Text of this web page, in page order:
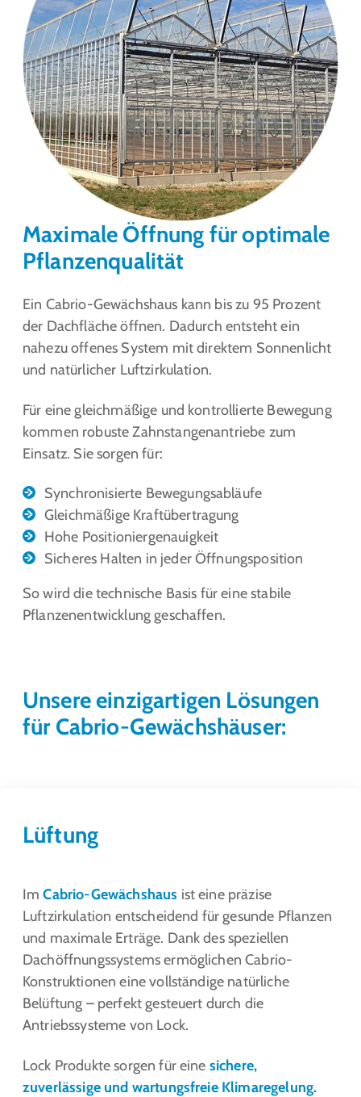
Maximale Öffnung für optimale
Pflanzenqualität
Ein Cabrio-Gewächshaus kann bis zu 95 Prozent
der Dachfläche öffnen. Dadurch entsteht ein
nahezu offenes System mit direktem Sonnenlicht
und natürlicher Luftzirkulation.
Für eine gleichmäßige und kontrollierte Bewegung
kommen robuste Zahnstangenantriebe zum
Einsatz. Sie sorgen für:
Synchronisierte Bewegungsabläufe
Gleichmäßige Kraftübertragung
Hohe Positioniergenauigkeit
Sicheres Halten in jeder Öffnungsposition
So wird die technische Basis für eine stabile
Pflanzenentwicklung geschaffen.
Unsere einzigartigen Lösungen
für Cabrio-Gewächshäuser:
Lüftung
ImCabrio-Gewächshaus ist eine präzise
Luftzirkulation entscheidend für gesunde Pflanzen
und maximale Erträge. Dank des speziellen
Dachöffnungssystems ermöglichen Cabrio-
Konstruktionen eine vollständige natürliche
Belüftung – perfekt gesteuert durch die
Antriebssysteme von Lock.
Lock Produkte sorgen für eine sichere,
zuverlässige und wartungsfreie Klimaregelung.